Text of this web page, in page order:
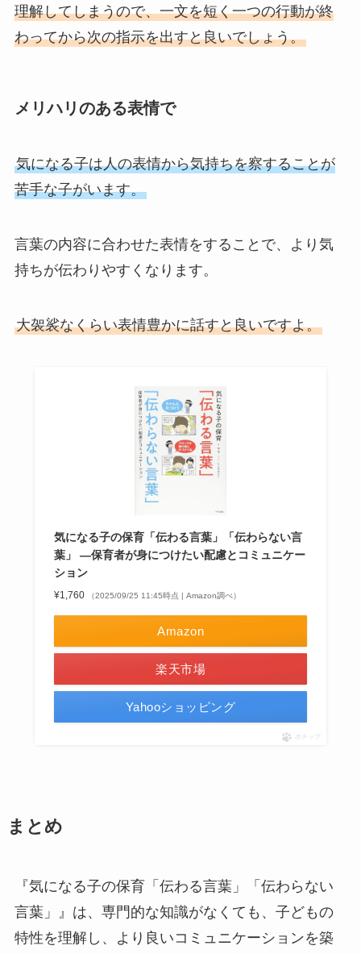
理解してしまうので、一文を短く一つの行動が終
わってから次の指示を出すと良いでしょう。
メリハリのある表情で
気になる子は人の表情から気持ちを察することが
苦手な子がいます。
言葉の内容に合わせた表情をすることで、より気
持ちが伝わりやすくなります。
大袈裟なくらい表情豊かに話すと良いですよ。
気になる子の保育「伝わる言葉」「伝わらない言
葉」 ―保育者が身につけたい配慮とコミュニケー
ション
¥1,760 （2025/09/25 11:45時点 | Amazon調べ）
Amazon
楽天市場
Yahooショッピング
ポチップ
まとめ
『気になる子の保育「伝わる言葉」「伝わらない
言葉」』は、専門的な知識がなくても、子どもの
特性を理解し、より良いコミュニケーションを築